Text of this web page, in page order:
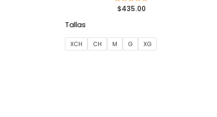
Valorado
con
$435.00
Tallas
XCH CH M G XG